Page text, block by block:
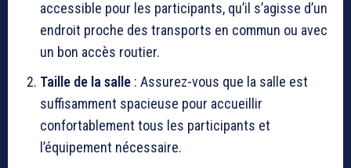
accessible pour les participants, qu’il s’agisse d’un
endroit proche des transports en commun ou avec
un bon accès routier.
Taille de la salle : Assurez-vous que la salle est
suffisamment spacieuse pour accueillir
confortablement tous les participants et
l’équipement nécessaire.